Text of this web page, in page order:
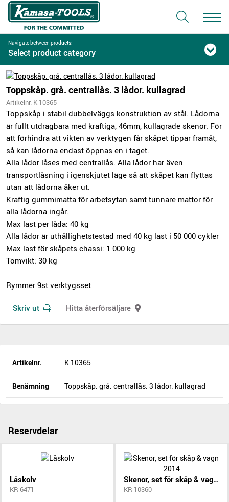
Navigate between products:
Select product category
Toppskåp. grå. centrallås. 3 lådor. kullagrad
Artikelnr. K 10365
Toppskåp i stabil dubbelväggs konstruktion av stål. Lådorna
är fullt utdragbara med kraftiga, 46mm, kullagrade skenor. För
att förhindra att vikten av verktygen får skåpet tippar framåt,
så kan lådorna endast öppnas en i taget.
Alla lådor låses med centrallås. Alla lådor har även
transportlåsning i igenskjutet läge så att skåpet kan flyttas
utan att lådorna åker ut.
Kraftig gummimatta för arbetsytan samt tunnare mattor för
alla lådorna ingår.
Max last per låda: 40 kg
Alla lådor är uthållighetstestad med 40 kg last i 50 000 cykler
Max last för skåpets chassi: 1 000 kg
Tomvikt: 30 kg
Rymmer 9st verktygsset
Skriv ut Hitta återförsäljare
Artikelnr. K 10365
Benämning Toppskåp. grå. centrallås. 3 lådor. kullagrad
Reservdelar
Låskolv
KR 6471
Skenor, set för skåp & vagn 2014
KR 10360